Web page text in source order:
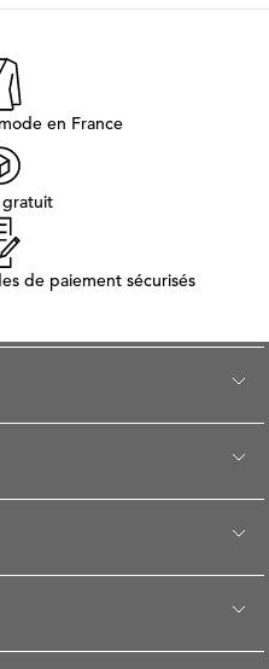
en France
de paiement sécurisés